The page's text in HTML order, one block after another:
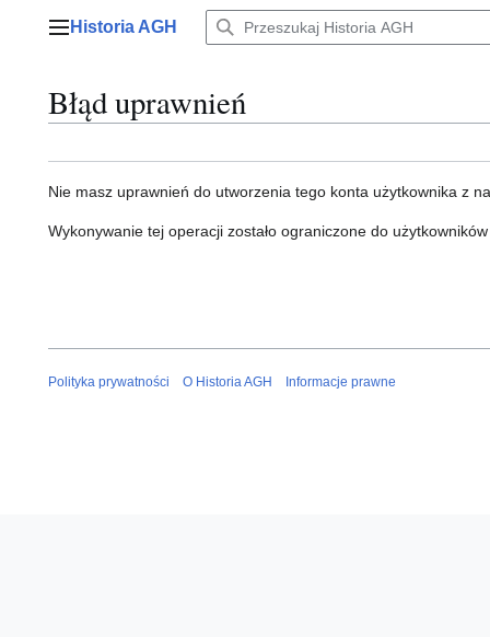
Menu główne
Historia AGH
Błąd uprawnień
Nie masz uprawnień do utworzenia tego konta użytkownika z
Wykonywanie tej operacji zostało ograniczone do
Polityka prywatności O Historia AGH Informacje prawne